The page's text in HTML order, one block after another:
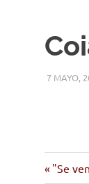
7 MAYO,
Entrada
"Se